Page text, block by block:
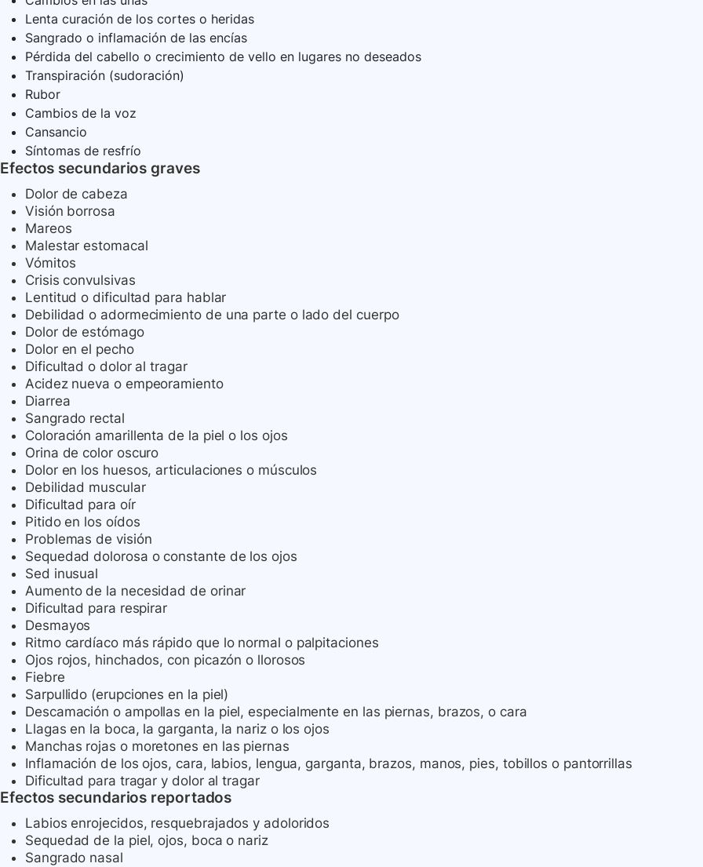
Lenta curación de los cortes o heridas
Sangrado o inflamación de las encías
Pérdida del cabello o crecimiento de vello en lugares no deseados
Transpiración (sudoración)
Rubor
Cambios de la voz
Cansancio
Síntomas de resfrío
Efectos secundarios graves
Dolor de cabeza
Visión borrosa
Mareos
Malestar estomacal
Vómitos
Crisis convulsivas
Lentitud o dificultad para hablar
Debilidad o adormecimiento de una parte o lado del cuerpo
Dolor de estómago
Dolor en el pecho
Dificultad o dolor al tragar
Acidez nueva o empeoramiento
Diarrea
Sangrado rectal
Coloración amarillenta de la piel o los ojos
Orina de color oscuro
Dolor en los huesos, articulaciones o músculos
Debilidad muscular
Dificultad para oír
Pitido en los oídos
Problemas de visión
Sequedad dolorosa o constante de los ojos
Sed inusual
Aumento de la necesidad de orinar
Dificultad para respirar
Desmayos
Ritmo cardíaco más rápido que lo normal o palpitaciones
Ojos rojos, hinchados, con picazón o llorosos
Fiebre
Sarpullido (erupciones en la piel)
Descamación o ampollas en la piel, especialmente en las piernas, brazos, o cara
Llagas en la boca, la garganta, la nariz o los ojos
Manchas rojas o moretones en las piernas
Inflamación de los ojos, cara, labios, lengua, garganta, brazos, manos, pies, tobillos o pantorrillas
Dificultad para tragar y dolor al tragar
Efectos secundarios reportados
Labios enrojecidos, resquebrajados y adoloridos
Sequedad de la piel, ojos, boca o nariz
Sangrado nasal